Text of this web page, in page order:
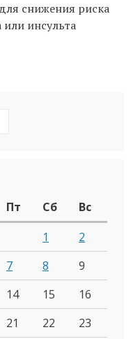
снижения риска
инсульта
Пт Сб
Вс
1
2
7 8
9
14 15
16
21 22 23